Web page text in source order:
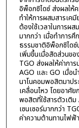
อิพ็อกซิไดซ์ ส่งผลให้
ทำให้การผสมสารเค
ต้องใช้เวลาในการผ
มากกว่า เมื่อทำการ
ธรรมชาติอิพ็อกซิได
เพิ่มขึ้นเมื่อสัดส่วนข
TGO ส่งผลให้ค่ากา
AGO และ GO เมื่อ
นาโนคอมพอสิตมาปร
เคลื่อนไหว โดยอาศั
พอสิตที่ใช้สารตัวเติม
เซนเซอร์มากกว่า
ค่าความต้านทานไฟฟ้